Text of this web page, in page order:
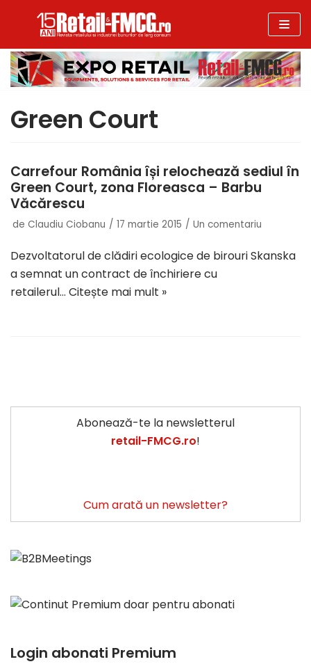
la
conținut
Green Court
Carrefour România își relochează sediul în
Green Court, zona Floreasca – Barbu
Văcărescu
de Claudiu Ciobanu 17 martie 2015 Un comentariu
Dezvoltatorul de clădiri ecologice de birouri Skanska
a semnat un contract de închiriere cu
retailerul… Citește mai mult »
Abonează-te la newsletterul
retail-FMCG.ro!
Cum arată un newsletter?
Login abonati Premium